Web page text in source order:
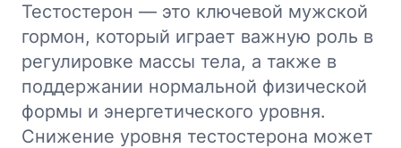
Тестостерон — это ключевой мужской
гормон, который играет важную роль в
регулировке массы тела, а также в
поддержании нормальной физической
формы и энергетического уровня.
Снижение уровня тестостерона может